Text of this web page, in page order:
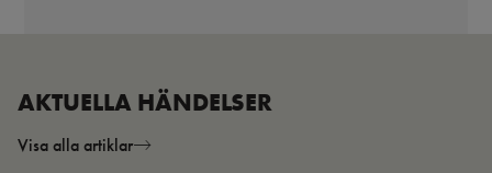
AKTUELLA HÄNDELSER
Visa alla artiklar